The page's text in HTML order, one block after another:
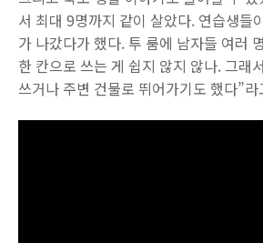
서 최대 9명까지 같이 살았다. 연습생들
가 나갔다가 했다. 투 룸에 남자들 여러
한 칸으로 쓰는 게 쉽지 않지 않나. 그래
쓰거나 주변 건물로 뛰어가기도 했다”